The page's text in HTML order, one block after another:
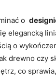
o
elegancką
​o
drewno czy
co